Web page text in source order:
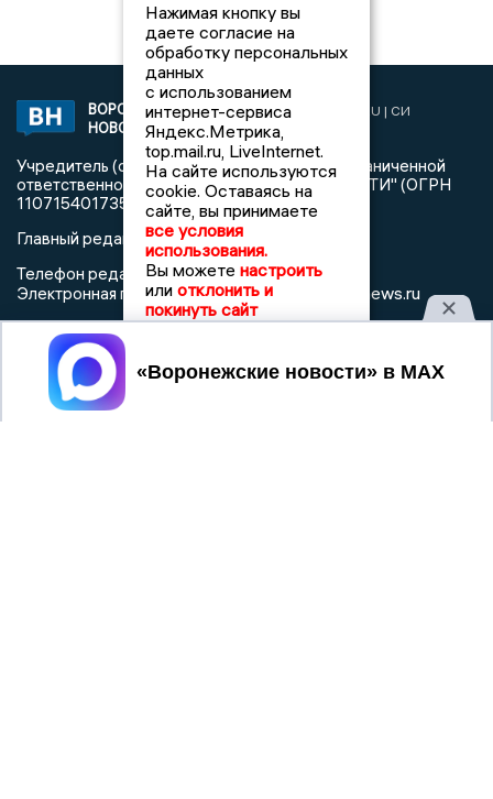
ВОРОНЕЖСКИЕ
НОВОСТИ
2019 © VORONEZHNEWS.RU | СИ
«Воронежские новости»
Учредитель (соучредители): Общество с ограниченной
ответственностью "РЕГИОНАЛЬНЫЕ НОВОСТИ" (ОГРН
1107154017354)
Главный редактор: Пирогов А.А.
Телефон редакции: +7 (473) 262 77 92
Электронная почта редакции:info@voronezhnews.ru
Регистрационный номер: серия Эл № ФС 77 - 75880 от 13
июня 2019г. согласно выписке из реестра
зарегистрированных средств массовой информации
выдана Федеральной службой по надзору в сфере связи,
информационных технологий и массовых коммуникаций
Нажимая кнопку вы
даете согласие на
обработку персональных
данных
с использованием
интернет-сервиса
Яндекс.Метрика,
top.mail.ru, LiveInternet.
На сайте используются
cookie. Оставаясь на
сайте, вы принимаете
все условия
использования.
Вы можете настроить
или отклонить и
покинуть сайт
Принять